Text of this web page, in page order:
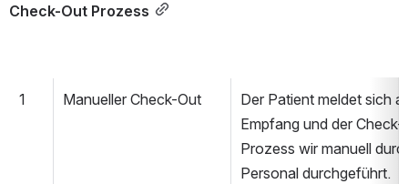
Check-Out Prozess
1 Manueller Check-Out
Der Patient meldet sich
Empfang und der Check-
Prozess wir manuell
Personal durchgeführt.